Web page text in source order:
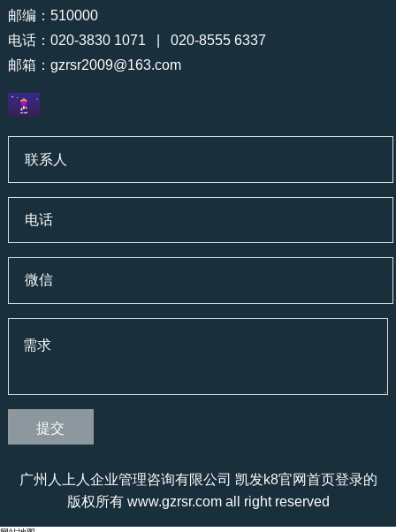
邮编：510000
电话：020-3830 1071 | 020-8555 6337
邮箱： gzrsr2009@163.com
广州人上人企业管理咨询有限公司 凯发k8官网首页登录的
版权所有 www.gzrsr.com all right reserved